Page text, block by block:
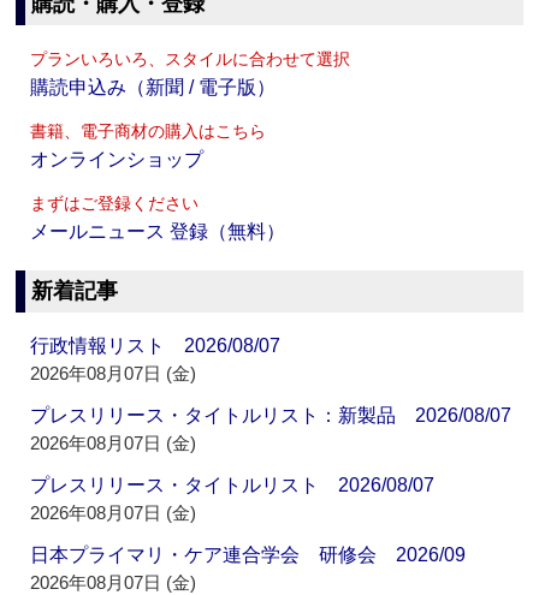
プランいろいろ、スタイルに合わせて選択
購読申込み（新聞 / 電子版）
書籍、電子商材の購入はこちら
オンラインショップ
まずはご登録ください
メールニュース 登録（無料）
新着記事
行政情報リスト 2026/08/07
2026年08月07日 (金)
プレスリリース・タイトルリスト：新製品 2026/08/07
2026年08月07日 (金)
プレスリリース・タイトルリスト 2026/08/07
2026年08月07日 (金)
日本プライマリ・ケア連合学会 研修会 2026/09
2026年08月07日 (金)